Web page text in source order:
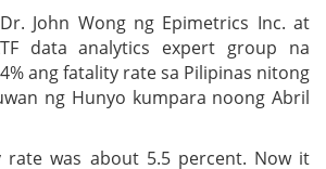
John Wong ng Epimetrics Inc. at
data analytics expert group na
ang fatality rate sa Pilipinas nitong
ng Hunyo kumpara noong Abril
rate was about 5.5 percent. Now it